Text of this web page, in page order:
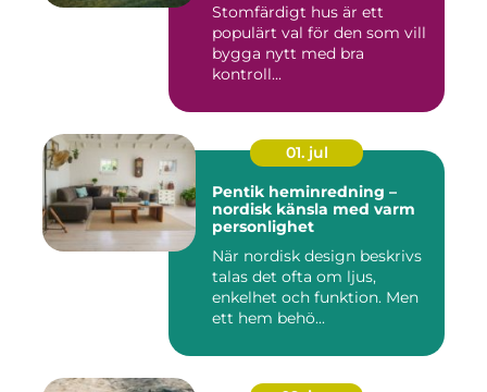
Stomfärdigt hus är ett
populärt val för den som vill
bygga nytt med bra
kontroll...
01. jul
Pentik heminredning –
nordisk känsla med varm
personlighet
När nordisk design beskrivs
talas det ofta om ljus,
enkelhet och funktion. Men
ett hem behö...